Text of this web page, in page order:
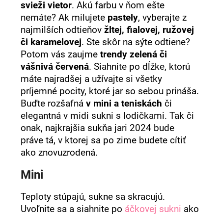
svieži vietor. Akú farbu v ňom ešte
nemáte? Ak milujete pastely, vyberajte z
najmilších odtieňovžltej, fialovej, ružovej
či karamelovej. Ste skôr na sýte odtiene?
Potom vás zaujmetrendy zelená či
vášnivá červená. Siahnite po dĺžke, ktorú
máte najradšej a užívajte si všetky
príjemné pocity, ktoré jar so sebou prináša.
Buďte rozšafnáv mini a teniskách či
elegantná v midi sukni s lodičkami. Tak či
onak, najkrajšia sukňa jari 2024 bude
práve tá, v ktorej sa po zime budete cítiť
ako znovuzrodená.
Mini
Teploty stúpajú, sukne sa skracujú.
Uvoľnite sa a siahnite po áčkovej sukni ako